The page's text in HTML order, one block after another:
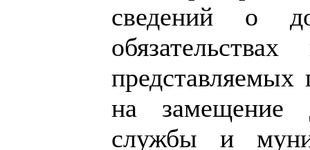
сведений о
на замещение
службы и